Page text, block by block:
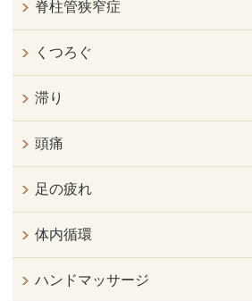
脊柱管狭窄症
くつろぐ
滞り
頭痛
足の疲れ
体内循環
ハンドマッサージ